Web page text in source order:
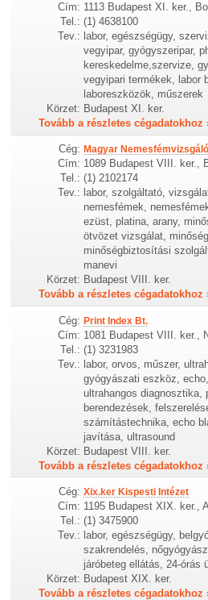
Cím: 1113 Budapest XI. ker.,
Tel.: (1) 4638100
Tev.: labor, egészségügy,
vegyipar, gyógyszeripar,
kereskedelme,szervize,
vegyipari termékek, labor
laboreszközök, műszerek
Körzet: Budapest XI. ker.
Tovább a részletes cégadatokhoz
Cég: Magyar
Cím: 1089 Budapest VIII. ker.,
Tel.: (1) 2102174
Tev.: labor, szolgáltató,
nemesfémek,
ezüst, platina, arany,
ötvözet vizsgálat,
minőségbiztosítási
manevi
Körzet: Budapest VIII. ker.
Tovább a részletes cégadatokhoz
Cég: Print Index Bt.
Cím: 1081 Budapest VIII. ker.,
Tel.: (1) 3231983
Tev.: labor, orvos, műszer,
gyógyászati eszköz,
ultrahangos diagnosztika,
berendezések,
számítástechnika, echo
javítása, ultrasound
Körzet: Budapest VIII. ker.
Tovább a részletes cégadatokhoz
Cég: Xix.ker Kispesti Intézet
Cím: 1195 Budapest XIX. ker.,
Tel.: (1) 3475900
Tev.: labor, egészségügy,
szakrendelés,
járóbeteg ellátás, 24-órás
Körzet: Budapest XIX. ker.
Tovább a részletes cégadatokhoz